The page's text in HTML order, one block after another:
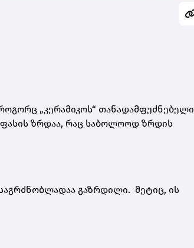
„კერამიკოს“ თანადამფუძნებელი
ზრდაა, რაც საბოლოოდ ზრდის
გაზრდილი. მეტიც, ის